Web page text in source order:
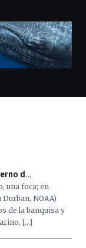
d…
una foca; en
NOAA)
de la banquisa y
[…]